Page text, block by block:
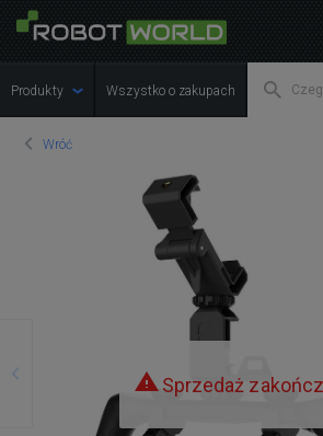
Produkty Wszystko o zakupach
Wróć
Sprzedaż